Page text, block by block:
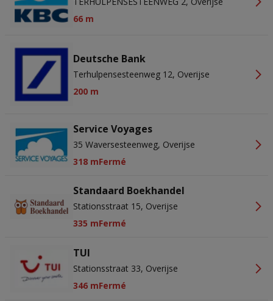
66 m
Deutsche Bank
Terhulpensesteenweg 12, Overijse
200 m
Service Voyages
35 Waversesteenweg, Overijse
318 mFermé
Standaard Boekhandel
Stationsstraat 15, Overijse
335 mFermé
TUI
Stationsstraat 33, Overijse
346 mFermé